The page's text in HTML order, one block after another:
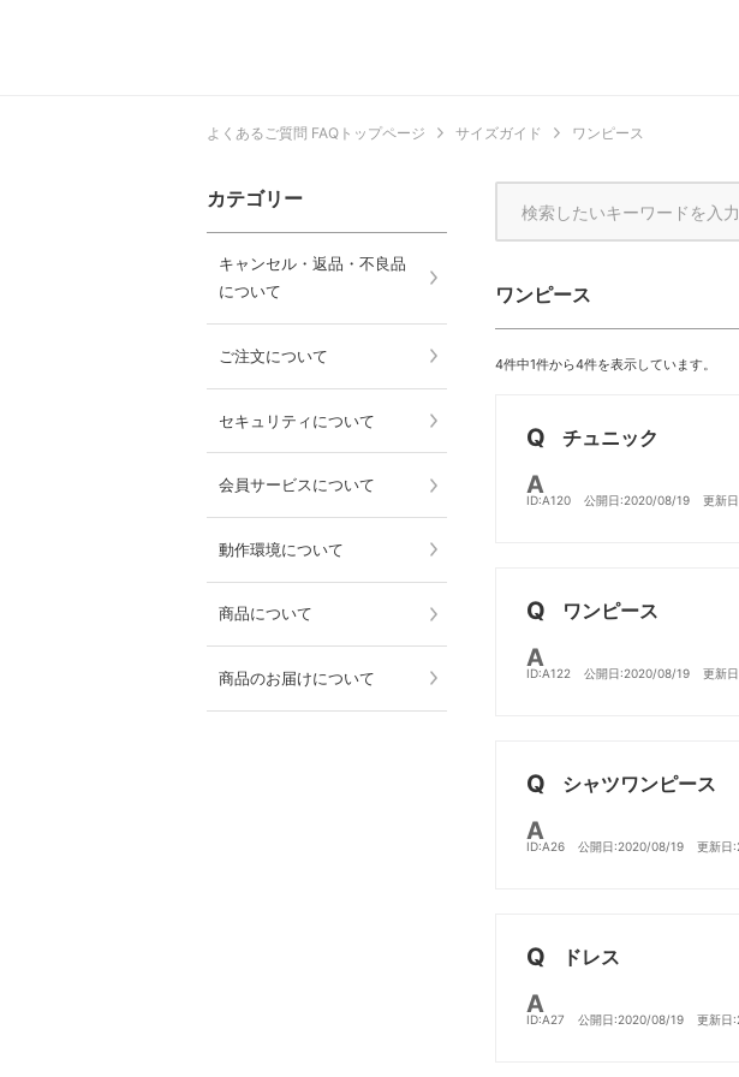
よくあるご質問 FAQトップページ サイズガイド ワンピース
カテゴリー
キャンセル・返品・不良品
について
ご注文について
セキュリティについて
会員サービスについて
動作環境について
商品について
商品のお届けについて
ワンピース
4件中1件から4件を表示しています。
チュニック
ID:A120 公開日:2020/08/19 更新
ワンピース
ID:A122 公開日:2020/08/19 更新
シャツワンピース
ID:A26 公開日:2020/08/19 更新日
ドレス
ID:A27 公開日:2020/08/19 更新日